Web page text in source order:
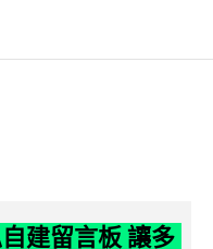
建留言板 讓多